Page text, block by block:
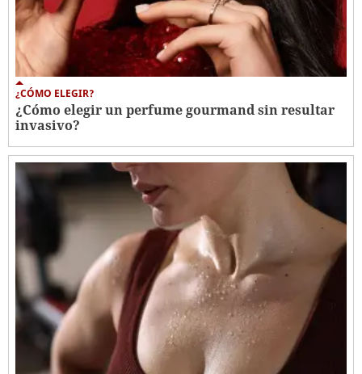
¿CÓMO ELEGIR?
¿Cómo elegir un perfume gourmand sin resultar
invasivo?